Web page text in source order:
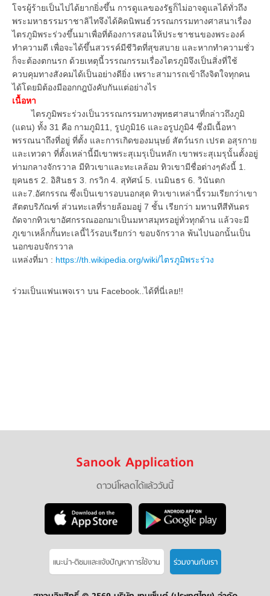
โจรผู้ร้ายเป็นไปได้ยากยิ่งขึ้น การดูแลของรัฐก็ไม่อาจดูแลได้ทั่วถึง
พระมหาธรรมราชาลิไทจึงได้คิดนิพนธ์วรรณกรรมทางศาสนาเรื่อง
ไตรภูมิพระร่วงขึ้นมาเพื่อที่ต้องการสอนให้ประชาชนของพระองค์
ทำความดี เพื่อจะได้ขึ้นสวรรค์มีชีวิตที่สุขสบาย และหากทำความชั่ว
ก็จะต้องตกนรก ด้วยเหตุนี้วรรณกรรมเรื่องไตรภูมิจึงเป็นสิ่งที่ใช้
ควบคุมทางสังคมได้เป็นอย่างดียิ่ง เพราะสามารถเข้าถึงจิตใจทุกคน
ได้โดยมิต้องมีออกกฎบังคับกันแต่อย่างไร
เนื้อหา
ไตรภูมิพระร่วงเป็นวรรณกรรมทางพุทธศาสนาที่กล่าวถึงภูมิ
(แดน) ทั้ง 31 คือ กามภูมิ11, รูปภูมิ16 และอรูปภูมิ4 ซึ่งมีเนื้อหา
พรรณนาถึงที่อยู่ ที่ตั้ง และการเกิดของมนุษย์ สัตว์นรก เปรต อสุรกาย
และเทวดา ที่ตั้งเหล่านี้มีเขาพระสุเมรุเป็นหลัก เขาพระสุเมรุนั้นตั้งอยู่
ท่ามกลางจักรวาล มีทิวเขาและทะเลล้อม ทิวเขามีชื่อต่างๆดังนี้ 1.
ยุคนธร 2. อิสินธร 3. กรวิก 4. สุทัศน์ 5. เนมินธร 6. วินันตก
และ7.อัศกรรณ ซึ่งเป็นเขารอบนอกสุด ทิวเขาเหล่านี้รวมเรียกว่าเขา
สัตตบริภัณฑ์ ส่วนทะเลที่รายล้อมอยู่ 7 ชั้น เรียกว่า มหานทีสีทันดร
ถัดจากทิวเขาอัศกรรณออกมาเป็นมหาสมุทรอยู่ทั่วทุกด้าน แล้วจะมี
ภูเขาเหล็กกั้นทะเลนี้ไว้รอบเรียกว่า ขอบจักรวาล พ้นไปนอกนั้นเป็น
นอกขอบจักรวาล
แหล่งที่มา : https://th.wikipedia.org/wiki/ไตรภูมิพระร่วง
ร่วมเป็นแฟนเพจเรา บน Facebook..ได้ที่นี่เลย!!
Sanook Application
ดาวน์โหลดได้แล้ววันนี้
แนะนำ-ติชมเเละแจ้งปัญหาการใช้งาน ร่วมงานกับเรา